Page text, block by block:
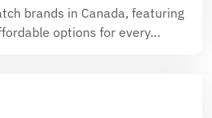
brands in Canada, featuring
options for every…